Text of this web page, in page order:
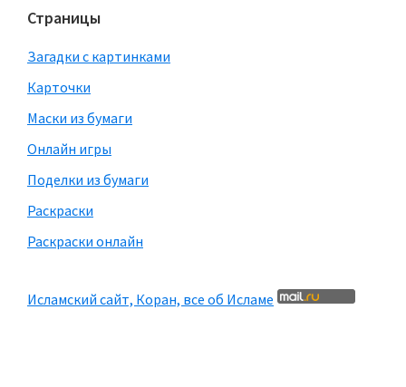
Страницы
Загадки с картинками
Карточки
Маски из бумаги
Онлайн игры
Поделки из бумаги
Раскраски
Раскраски онлайн
Исламский сайт, Коран, все об Исламе